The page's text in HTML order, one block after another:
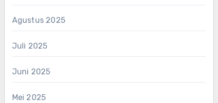
Agustus 2025
Juli 2025
Juni 2025
Mei 2025